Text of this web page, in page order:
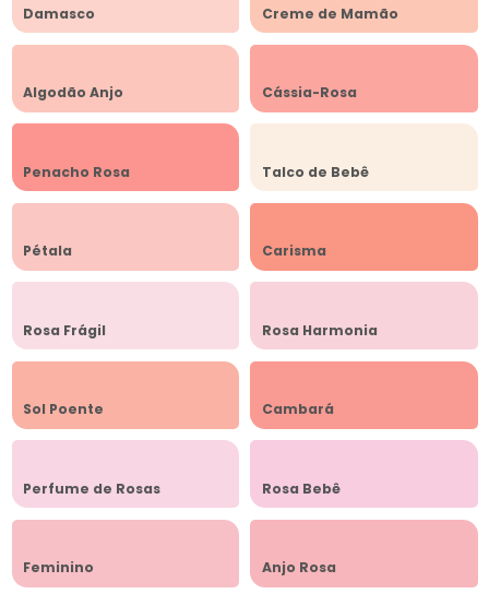
Damasco Creme de Mamão
Algodão Anjo Cássia-Rosa
Penacho Rosa Talco de Bebê
Pétala Carisma
Rosa Frágil Rosa Harmonia
Sol Poente Cambará
Perfume de Rosas Rosa Bebê
Feminino Anjo Rosa